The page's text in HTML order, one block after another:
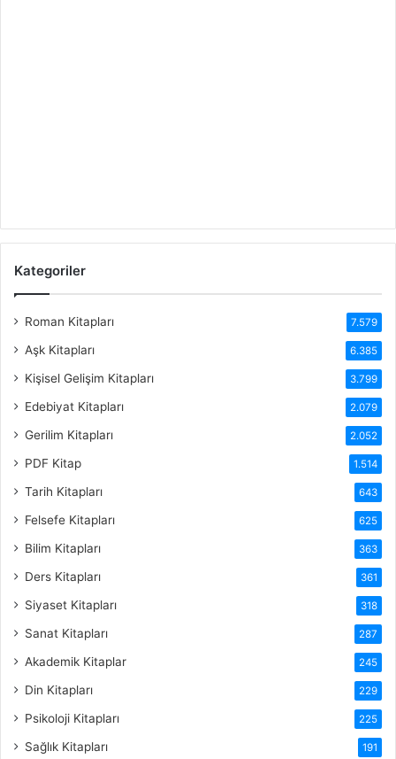
Kategoriler
Roman Kitapları 7.579
Aşk Kitapları 6.385
Kişisel Gelişim Kitapları 3.799
Edebiyat Kitapları 2.079
Gerilim Kitapları 2.052
PDF Kitap 1.514
Tarih Kitapları 643
Felsefe Kitapları 625
Bilim Kitapları 363
Ders Kitapları 361
Siyaset Kitapları 318
Sanat Kitapları 287
Akademik Kitaplar 245
Din Kitapları 229
Psikoloji Kitapları 225
Sağlık Kitapları 191